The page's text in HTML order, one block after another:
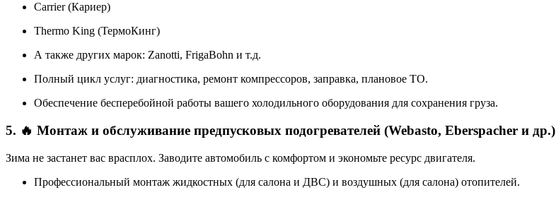
Carrier (Кариер)
Thermo King (ТермоКинг)
А также других марок: Zanotti, FrigaBohn и т.д.
Полный цикл услуг: диагностика, ремонт компрессоров, заправка, плановое ТО.
Обеспечение бесперебойной работы вашего холодильного оборудования для сохранения груза.
5. 🔥 Монтаж и обслуживание предпусковых подогревателей (Webasto, Eberspacher и др.)
Зима не застанет вас врасплох. Заводите автомобиль с комфортом и экономьте ресурс двигателя.
Профессиональный монтаж жидкостных (для салона и ДВС) и воздушных (для салона) отопителей.